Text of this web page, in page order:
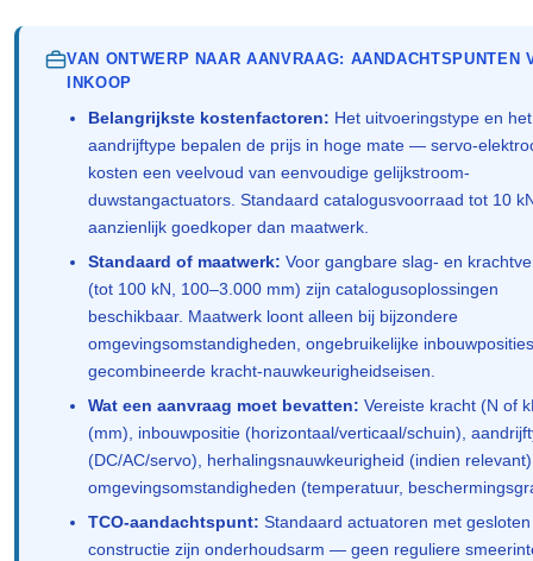
VAN ONTWERP NAAR AANVRAAG: AANDACHTSPUNTEN
INKOOP
Belangrijkste kostenfactoren: Het uitvoeringstype en het
aandrijftype bepalen de prijs in hoge mate — servo-
kosten een veelvoud van eenvoudige gelijkstroom-
duwstangactuators. Standaard catalogusvoorraad tot 10
aanzienlijk goedkoper dan maatwerk.
Standaard of maatwerk: Voor gangbare slag- en
(tot 100 kN, 100–3.000 mm) zijn catalogusoplossingen
beschikbaar. Maatwerk loont alleen bij bijzondere
omgevingsomstandigheden, ongebruikelijke
gecombineerde kracht-nauwkeurigheidseisen.
Wat een aanvraag moet bevatten: Vereiste kracht (N of
(mm), inbouwpositie (horizontaal/verticaal/schuin),
(DC/AC/servo), herhalingsnauwkeurigheid (indien
omgevingsomstandigheden (temperatuur,
TCO-aandachtspunt: Standaard actuatoren met gesloten
constructie zijn onderhoudsarm — geen reguliere